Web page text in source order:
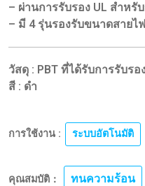
– ผ่านการรับรอง UL สำหรั
– มี 4 รุ่นรองรับขนาดสายไ
วัสดุ : PBT ที่ได้รับการรับรอ
สี : ดำ
การใช้งาน : ระบบอัตโนมัติ
คุณสมบัติ： ทนความร้อน